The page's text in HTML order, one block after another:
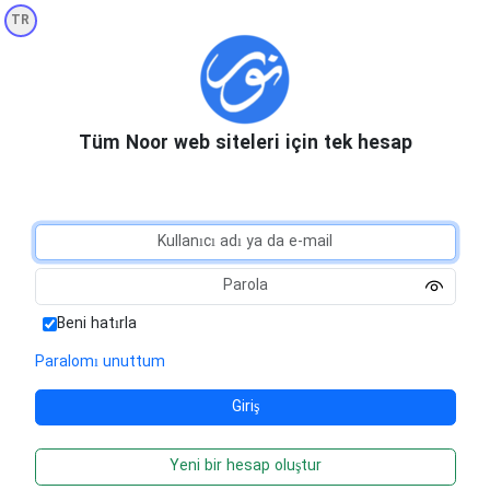
TR
Tüm Noor web siteleri için tek hesap
Beni hatırla
Paralomı unuttum
Yeni bir hesap oluştur